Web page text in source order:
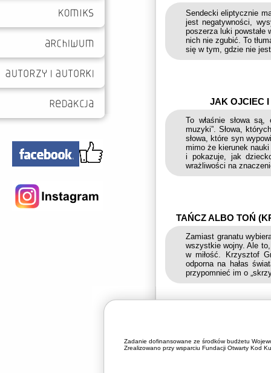
Sendecki eliptycznie
jest negatywności,
poszerza luki powstałe
nich nie zgubić. To
się w tym, gdzie nie
JAK OJCIEC
To właśnie słowa
muzyki”. Słowa,
słowa, które syn
mimo że kierunek
i pokazuje, jak
wrażliwości na
TAŃCZ ALBO TOŃ
Zamiast granatu
wszystkie wojny. Ale
w miłość. Krzysztof
odporna na hałas
przypomnieć im o
Zadanie dofinansowane ze środków budżetu
Zrealizowano przy wsparciu Fundacji Otwarty Kod